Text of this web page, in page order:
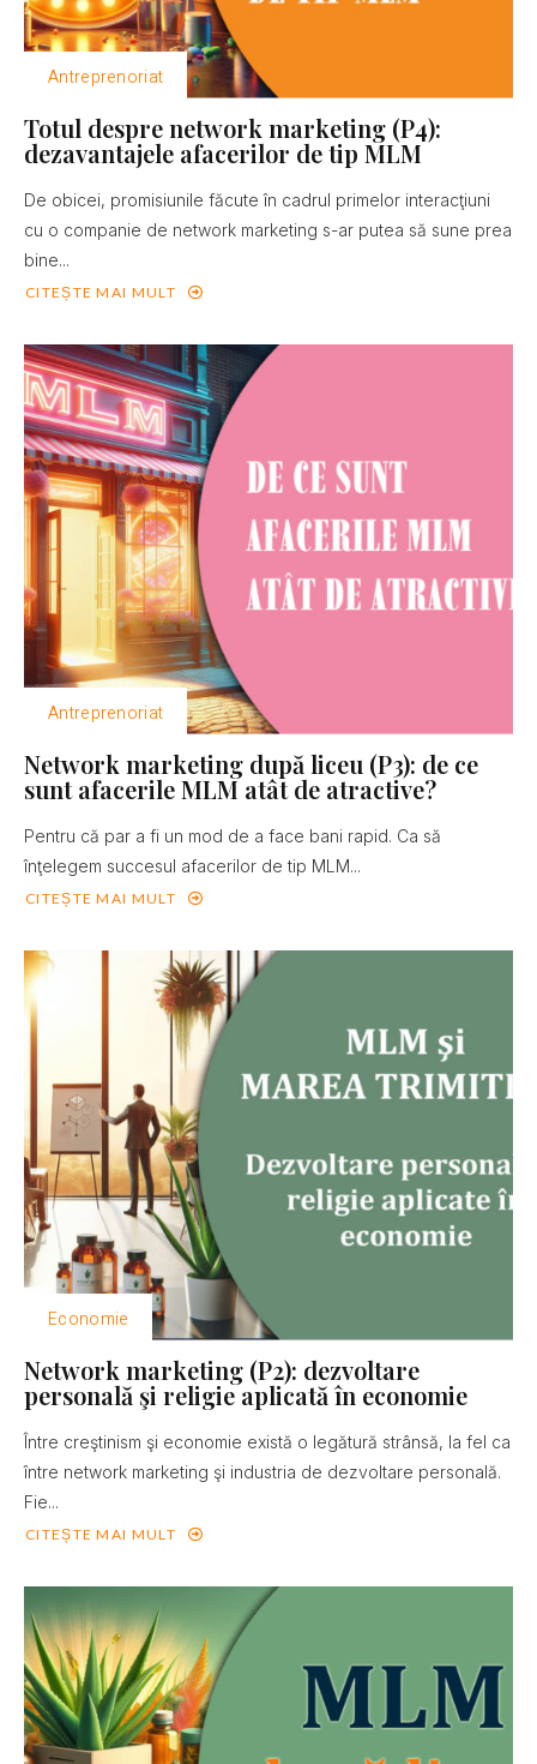
Antreprenoriat
Totul despre network marketing (P4):
dezavantajele afacerilor de tip MLM
De obicei, promisiunile făcute în cadrul primelor interacţiuni
cu o companie de network marketing s-ar putea să sune prea
bine...
CITEȘTE MAI MULT
Antreprenoriat
Network marketing după liceu (P3): de ce
sunt afacerile MLM atât de atractive?
Pentru că par a fi un mod de a face bani rapid. Ca să
înţelegem succesul afacerilor de tip MLM...
CITEȘTE MAI MULT
Economie
Network marketing (P2): dezvoltare
personală şi religie aplicată în economie
Între creştinism şi economie există o legătură strânsă, la fel ca
între network marketing şi industria de dezvoltare personală.
Fie...
CITEȘTE MAI MULT